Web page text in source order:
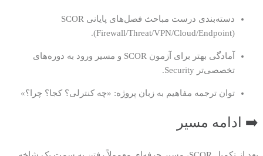
دسته‌بندی درست مباحث فصل‌های پایانی SCOR
(Firewall/Threat/VPN/Cloud/Endpoint).
آمادگی بهتر برای آزمون SCOR و مسیر ورود به دوره‌های
تخصصی‌تر Security.
توان ترجمه مفاهیم به زبان پروژه: «چه کنترلی؟ کجا؟ چرا؟»
➡️ ادامه مسیر